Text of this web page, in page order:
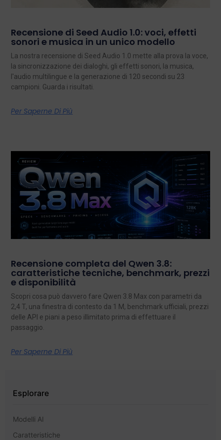
Recensione di Seed Audio 1.0: voci, effetti
sonori e musica in un unico modello
La nostra recensione di Seed Audio 1.0 mette alla prova la voce,
la sincronizzazione dei dialoghi, gli effetti sonori, la musica,
l'audio multilingue e la generazione di 120 secondi su 23
campioni. Guarda i risultati.
Per Saperne Di Più
Recensione completa del Qwen 3.8:
caratteristiche tecniche, benchmark, prezzi
e disponibilità
Scopri cosa può davvero fare Qwen 3.8 Max con parametri da
2,4 T, una finestra di contesto da 1 M, benchmark ufficiali, prezzi
delle API e piani a peso illimitato prima di effettuare il
passaggio.
Per Saperne Di Più
Esplorare
Modelli AI
Caratteristiche